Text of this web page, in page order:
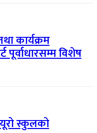
कार्यक्रम
पूर्वाधारसम्म विशेष
स्कुलको